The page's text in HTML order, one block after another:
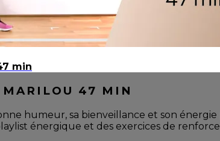
min
MARILOU 47 MIN
humeur, sa bienveillance et son
énergique et des exercices de